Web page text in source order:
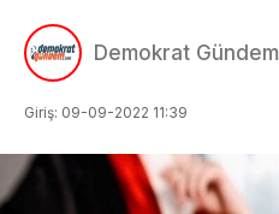
Demokrat Gündem
Giriş: 09-09-2022 11:39